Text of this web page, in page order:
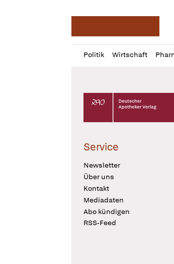
Politik Wirtschaft
Profil
öffnen
Daz
Pur
Deutscher Apotheker
Service
Newsletter
Über uns
Kontakt
Mediadaten
Abo kündigen
RSS-Feed